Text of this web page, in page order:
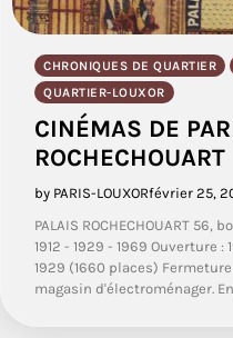
CHRONIQUES DE QUARTIER
QUARTIER-LOUXOR
CINÉMAS DE
ROCHECHOUART
by PARIS-LOUXORfévrier 25,
PALAIS ROCHECHOUART
1912 - 1929 - 1969 Ouverture
1929 (1660 places)
magasin d'électroménager.